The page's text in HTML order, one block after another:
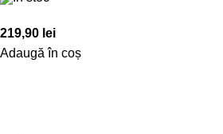
219,90 lei
Adaugă în coș